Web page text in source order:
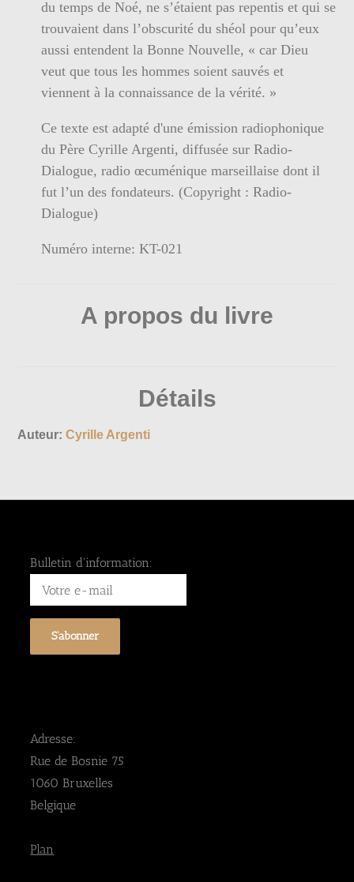
du temps de Noé, ne s’étaient pas repentis et qui se
trouvaient dans l’obscurité du shéol pour qu’eux
aussi entendent la Bonne Nouvelle, « car Dieu
veut que tous les hommes soient sauvés et
viennent à la connaissance de la vérité. »
Ce texte est adapté d'une émission radiophonique
du Père Cyrille Argenti, diffusée sur Radio-
Dialogue, radio œcuménique marseillaise dont il
fut l’un des fondateurs. (Copyright : Radio-
Dialogue)
Numéro interne: KT-021
A propos du livre
Détails
Auteur: Cyrille Argenti
Bulletin d'information:
Adresse:
Rue de Bosnie 75
1060 Bruxelles
Belgique
Plan